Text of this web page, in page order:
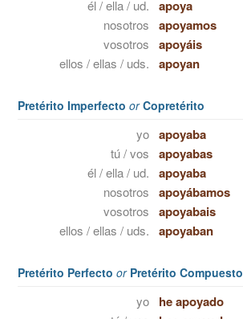
él / ella / ud. apoya
nosotros apoyamos
vosotros apoyáis
ellos / ellas / uds. apoyan
Pretérito Imperfecto orCopretérito
yo apoyaba
tú / vos apoyabas
él / ella / ud. apoyaba
nosotros apoyábamos
vosotros apoyabais
ellos / ellas / uds. apoyaban
Pretérito Perfecto orPretérito Compuesto
yo he apoyado